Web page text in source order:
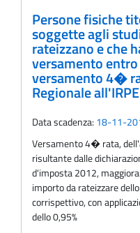
Persone fisiche
soggette agli
rateizzano e che
versamento
versamento 4�
Regionale
Data scadenza: 18-11-
Versamento 4� rata,
risultante dalle
d'imposta 2012,
importo da rateizzare
corrispettivo, con
dello 0,95%